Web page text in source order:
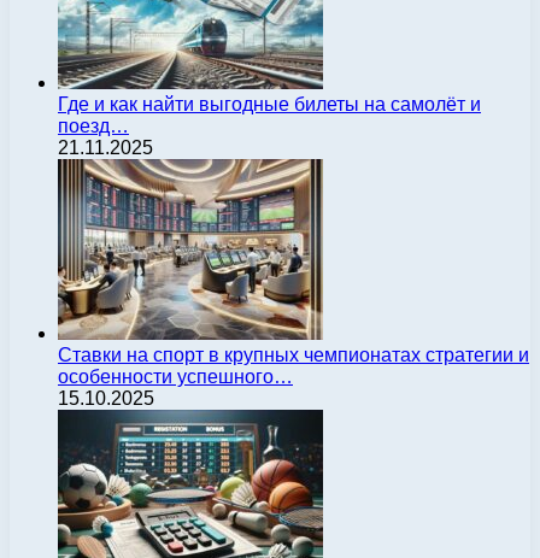
Где и как найти выгодные билеты на самолёт и
поезд…
21.11.2025
Ставки на спорт в крупных чемпионатах стратегии и
особенности успешного…
15.10.2025